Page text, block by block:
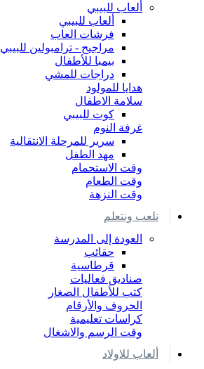
ألعاب للبيبي
ألعاب للبيبي
فرشات العاب
مراجيح - ترامبولين للبيبي
بيمبا للأطفال
دراجات للمشي
هدايا للمولود
سلامة الاطفال
كوت للبيبي
غرفة النوم
سرير للمرحلة الانتقالية
مهد الطفل
وقت الاستحمام
وقت الطعام
وقت النزهة
نلعب ونتعلم
العودة إلى المدرسة
حقائب
قرطاسية
صناديق فعاليات
كتب للأطفال الصغار
الحروف والأرقام
كراسات تعليمية
وقت الرسم والاشغال
ألعاب للاولاد